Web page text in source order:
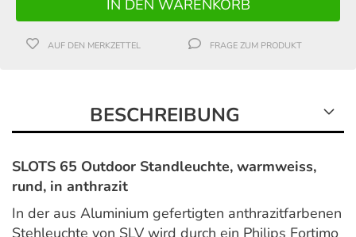
AUF DEN MERKZETTEL FRAGE ZUM PRODUKT
BESCHREIBUNG
SLOTS 65 Outdoor Standleuchte, warmweiss,
rund, in anthrazit
In der aus Aluminium gefertigten anthrazitfarbenen